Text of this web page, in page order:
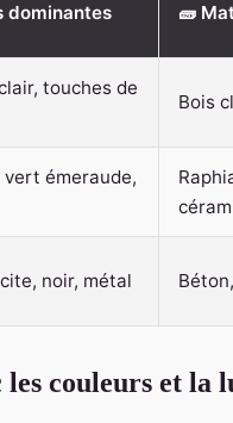
dominantes 🧱
touches de
Bois
émeraude,
noir, métal
couleurs et la